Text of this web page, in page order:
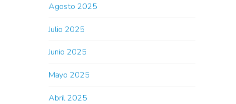
Agosto 2025
Julio 2025
Junio 2025
Mayo 2025
Abril 2025